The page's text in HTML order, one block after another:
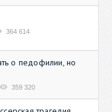
364 614
о педофилии, но
359 320